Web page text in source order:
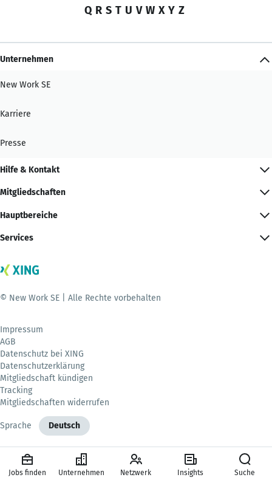
Q R S T U V W X Y Z
Unternehmen
New Work SE
Karriere
Presse
Hilfe & Kontakt
Mitgliedschaften
Hauptbereiche
Services
© New Work SE | Alle Rechte vorbehalten
Impressum
AGB
Datenschutz bei XING
Datenschutzerklärung
Mitgliedschaft kündigen
Tracking
Mitgliedschaften widerrufen
Sprache Deutsch
Jobs finden Unternehmen Netzwerk Insights Suche